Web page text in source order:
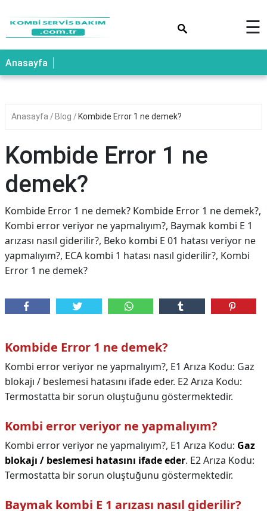
☰
Anasayfa
Anasayfa Blog Kombide Error 1 ne demek?
Kombide Error 1 ne
demek?
Kombide Error 1 ne demek? Kombide Error 1 ne demek?,
Kombi error veriyor ne yapmalıyım?, Baymak kombi E 1
arızası nasıl giderilir?, Beko kombi E 01 hatası veriyor ne
yapmalıyım?, ECA kombi 1 hatası nasıl giderilir?, Kombi
Error 1 ne demek?
Kombide Error 1 ne demek?
Kombi error veriyor ne yapmalıyım?, E1 Arıza Kodu: Gaz
blokajı / beslemesi hatasını ifade eder. E2 Arıza Kodu:
Termostatta bir sorun oluştuğunu göstermektedir.
Kombi error veriyor ne yapmalıyım?
Kombi error veriyor ne yapmalıyım?, E1 Arıza Kodu: Gaz
blokajı / beslemesi hatasını ifade eder. E2 Arıza Kodu:
Termostatta bir sorun oluştuğunu göstermektedir.
Baymak kombi E 1 arızası nasıl giderilir?